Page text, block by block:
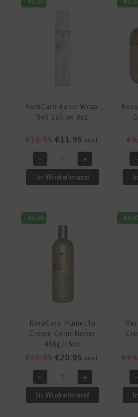
Hair
KeraCare Foam Wrap-
Set Lotion 8oz
€12.95 Oorspronkelijke
was:
€12.95.
€11.95 Huidige
prijs
is:
€11.95.
incl.
KeraCare
Foam
Wrap-
Lotion
8oz
- +
In Winkelmand
€
-
-€1.00
KeraCare Humecto
Creme Conditioner
468g/16oz
€21.95 Oorspronkelijke
was:
€21.95.
€20.95 Huidige
prijs
is:
€20.95.
incl.
KeraCare
Humecto
Creme
- +
In Winkelmand
-€
€
-